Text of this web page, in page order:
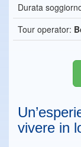
Durata
Tour operator:
vivere in